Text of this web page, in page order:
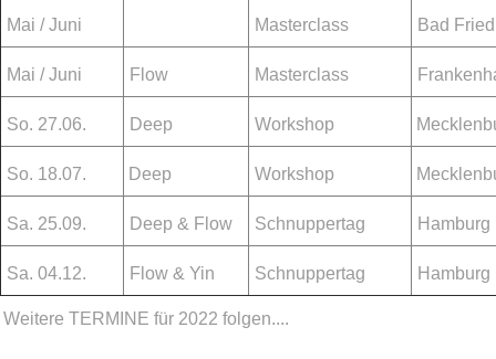
Mai / Juni Masterclass Bad
Mai / Juni Flow Masterclass
So. 27.06. Deep Workshop
So. 18.07. Deep Workshop
Sa. 25.09. Deep & Flow Schnuppertag
Sa. 04.12. Flow & Yin Schnuppertag
Weitere TERMINE für 2022 folgen....